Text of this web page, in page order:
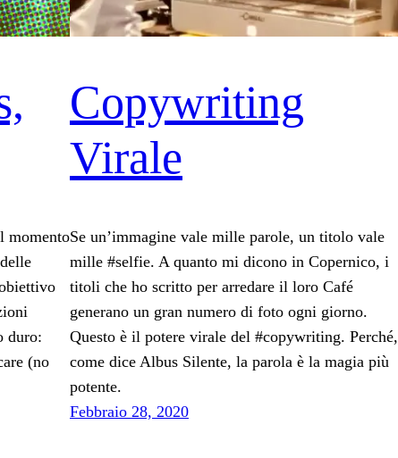
momento
duro:
(no
Copywriting
Virale
Se un’immagine vale mille parole, un titolo vale
mille #selfie. A quanto mi dicono in Copernico, i
titoli che ho scritto per arredare il loro Café
generano un gran numero di foto ogni giorno.
Questo è il potere virale del #copywriting. Perché,
come dice Albus Silente, la parola è la magia più
potente.
Febbraio 28, 2020